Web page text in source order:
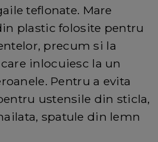
teflonate. Mare
plastic folosite pentru
precum si la
inlocuiesc la un
Pentru a evita
ustensile din sticla,
spatule din lemn